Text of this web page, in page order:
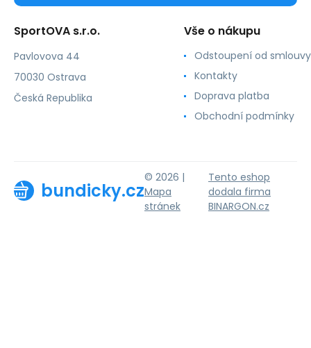
SportOVA s.r.o.
Pavlovova 44
70030 Ostrava
Česká Republika
Vše o nákupu
Odstoupení od smlouvy
Kontakty
Doprava platba
Obchodní podmínky
bundicky.cz
© 2026 |
Mapa
stránek
Tento eshop
dodala firma
BINARGON.cz